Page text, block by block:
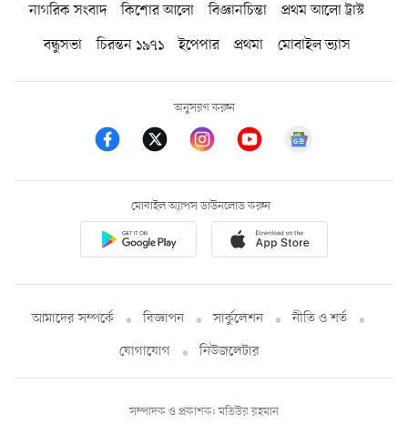
নাগরিক সংবাদ কিশোর আলো বিজ্ঞানচিন্তা
প্রথম আলো ট্রাস্ট
বন্ধুসভা
চিরন্তন ১৯৭১ ইপেপার প্রথমা মোবাইল ভ্যাস
অনুসরণ করুন
মোবাইল অ্যাপস ডাউনলোড করুন
আমাদের সম্পর্কে বিজ্ঞাপন সার্কুলেশন
নীতি ও শর্ত
যোগাযোগ
নিউজলেটার
সম্পাদক ও প্রকাশক: মতিউর রহমান